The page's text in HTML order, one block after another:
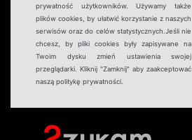
prywatność użytkowników. Używamy także
plików cookies, by ułatwić korzystanie z naszych
serwisów oraz do celów statystycznych.Jeśli nie
chcesz, by pliki cookies były zapisywane na
Twoim dysku zmień ustawienia swojej
przeglądarki. Kliknij "Zamknij" aby zaakceptować
naszą politykę prywatności.